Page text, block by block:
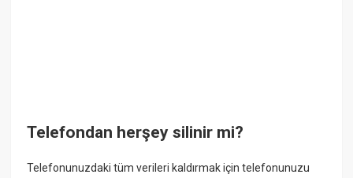
Telefondan herşey silinir mi?
Telefonunuzdaki tüm verileri kaldırmak için telefonunuzu